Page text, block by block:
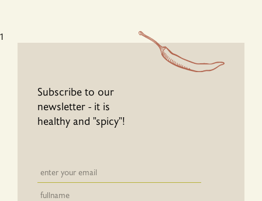
1
Subscribe to our
newsletter - it is
healthy and "spicy"!
Newsletter email input field
Newsletter email input field